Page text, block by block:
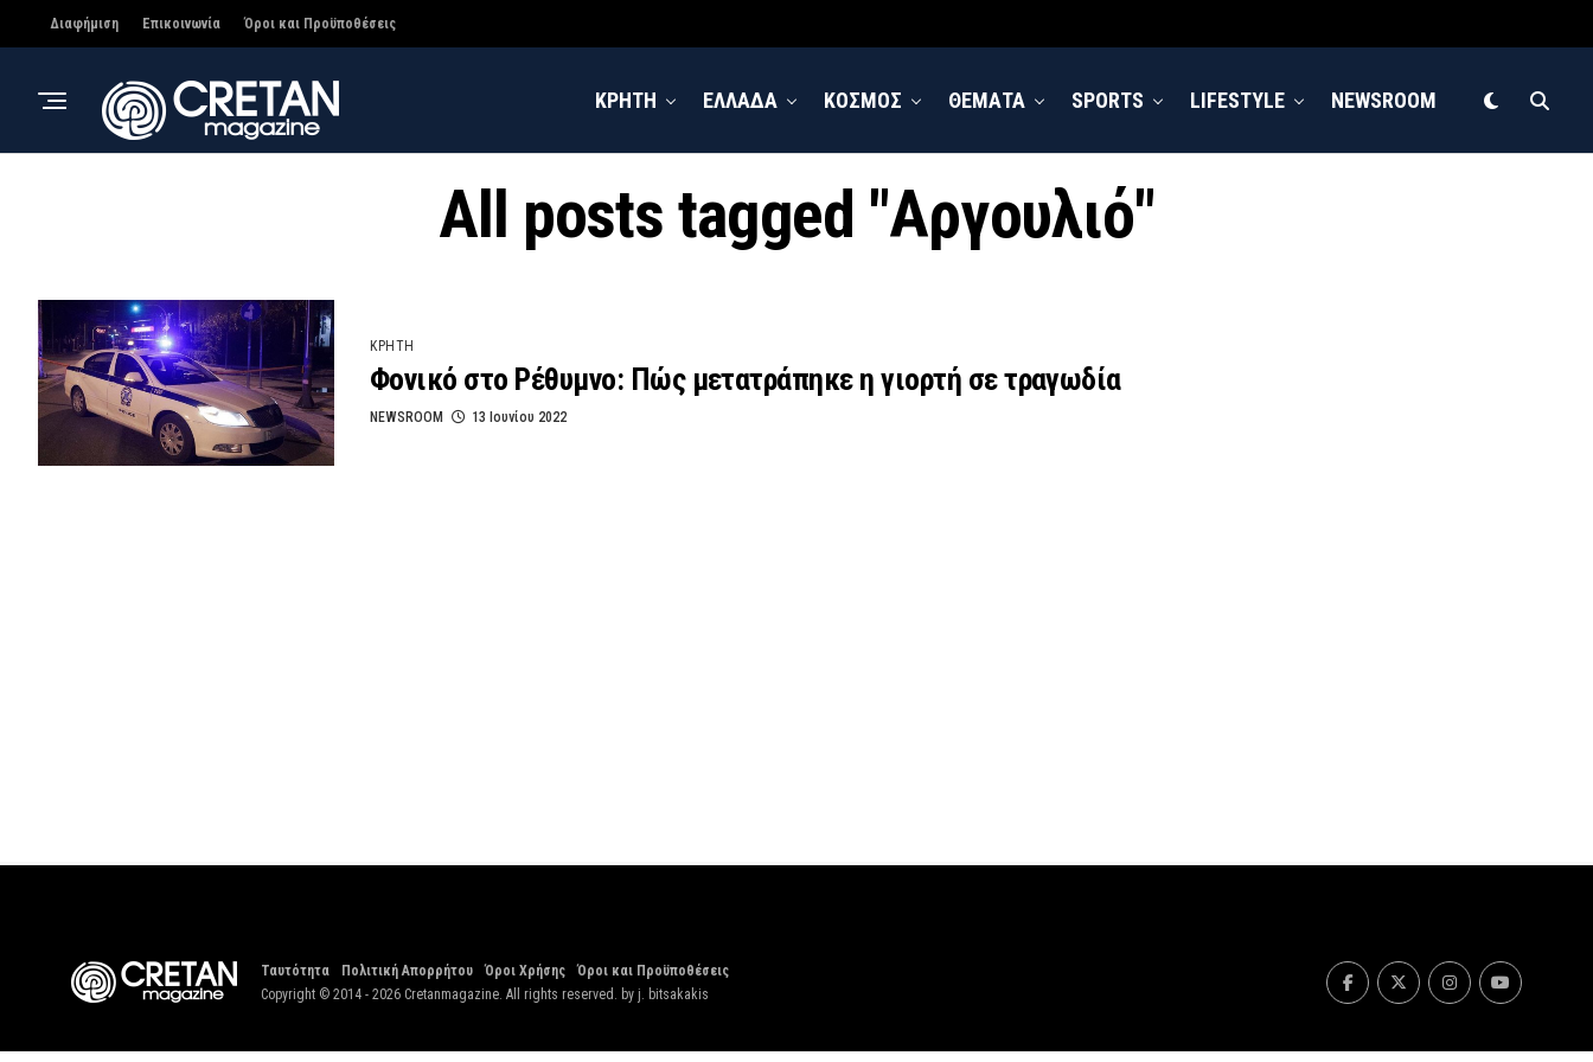
Διαφήμιση Επικοινωνία Όροι και Προϋποθέσεις
ΚΡΗΤΗ ΕΛΛΑΔΑ ΚΟΣΜΟΣ ΘΕΜΑΤΑ SPORTS LIFESTYLE NEWSROOM
All posts tagged "Αργουλιό"
ΚΡΗΤΗ
Φονικό στο Ρέθυμνο: Πώς μετατράπηκε η γιορτή σε τραγωδία
NEWSROOM 13 Ιουνίου 2022
Ταυτότητα Πολιτική Απορρήτου Όροι Χρήσης
Όροι και Προϋποθέσεις
Copyright © 2014 - 2026 Cretanmagazine. All rights reserved. by j. bitsakakis